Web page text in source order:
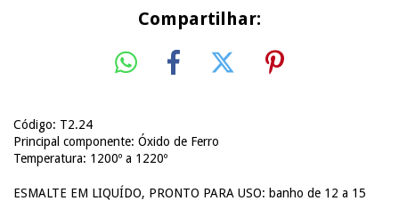
Compartilhar:
Código: T2.24
Principal componente: Óxido de Ferro
Temperatura: 1200º a 1220º
ESMALTE EM LIQUÍDO, PRONTO PARA USO: banho de 12 a 15